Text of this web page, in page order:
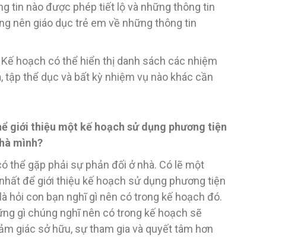
tin nào được phép tiết lộ và những thông tin
nên giáo dục trẻ em về những thông tin
hoạch có thể hiển thị danh sách các nhiệm
thể dục và bất kỳ nhiệm vụ nào khác cần
giới thiệu một kế hoạch sử dụng phương tiện
mình?
thể gặp phải sự phản đối ở nhà. Có lẽ một
để giới thiệu kế hoạch sử dụng phương tiện
hỏi con bạn nghĩ gì nên có trong kế hoạch đó.
gì chúng nghĩ nên có trong kế hoạch sẽ
giác sở hữu, sự tham gia và quyết tâm hơn